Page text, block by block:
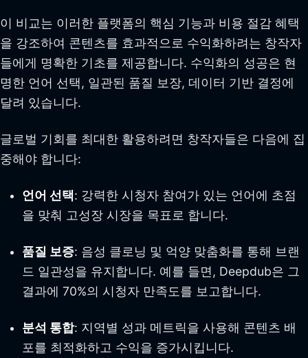
이 비교는 이러한 플랫폼의 핵심 기능과 비용 절감 혜택
을 강조하여 콘텐츠를 효과적으로 수익화하려는 창작자
들에게 명확한 기초를 제공합니다. 수익화의 성공은 현
명한 언어 선택, 일관된 품질 보장, 데이터 기반 결정에
달려 있습니다.
글로벌 기회를 최대한 활용하려면 창작자들은 다음에 집
중해야 합니다:
언어 선택: 강력한 시청자 참여가 있는 언어에 초점
을 맞춰 고성장 시장을 목표로 합니다.
품질 보증: 음성 클로닝 및 억양 맞춤화를 통해 브랜
드 일관성을 유지합니다. 예를 들면, Deepdub은 그
결과에 70%의 시청자 만족도를 보고합니다.
분석 통합: 지역별 성과 메트릭을 사용해 콘텐츠 배
포를 최적화하고 수익을 증가시킵니다.